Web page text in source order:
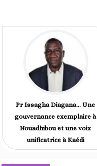
Pr Issagha Diagana… Une
gouvernance exemplaire à
Nouadhibou et une voix
unificatrice à Kaédi